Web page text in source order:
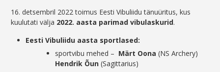
16. detsembril 2022 toimus Eesti Vibuliidu tänuüritus, kus
kuulutati välja 2022. aasta parimad vibulaskurid.
Eesti Vibuliidu aasta sportlased:
sportvibu mehed – Märt Oona (NS Archery)
Hendrik Õun (Sagittarius)